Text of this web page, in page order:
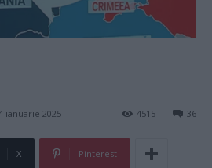
ianuarie 2025 36
4515
X Pinterest